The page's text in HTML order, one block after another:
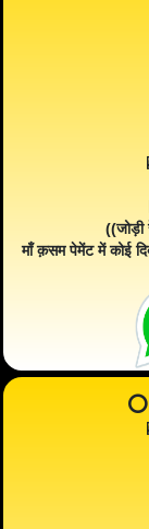
माँ क़सम पेमेंट में कोई